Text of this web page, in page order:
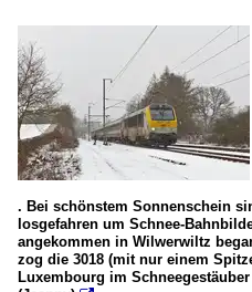
. Bei schönstem Sonnenschein
losgefahren um Schnee-
angekommen in Wilwerwiltz
zog die 3018 (mit nur einem
Luxembourg im